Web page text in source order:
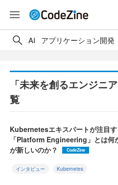
AI アプリケーション開発
「未来を創るエンジニ
覧
Kubernetesエキスパートが注目
「Platform Engineering」とは何
が新しいのか？
CodeZine
インタビュー Kubernetes